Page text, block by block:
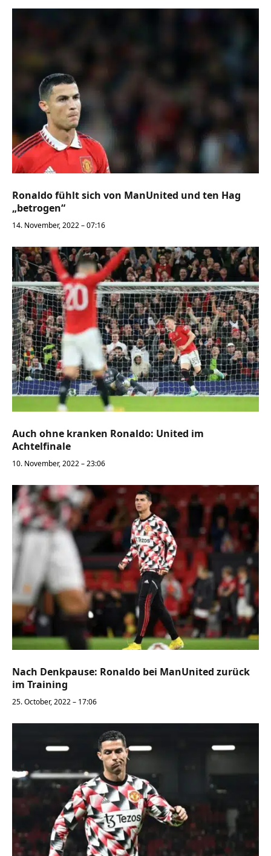
Ronaldo fühlt sich von ManUnited und ten Hag
„betrogen“
14. November, 2022 – 07:16
Auch ohne kranken Ronaldo: United im
Achtelfinale
10. November, 2022 – 23:06
Nach Denkpause: Ronaldo bei ManUnited zurück
im Training
25. October, 2022 – 17:06